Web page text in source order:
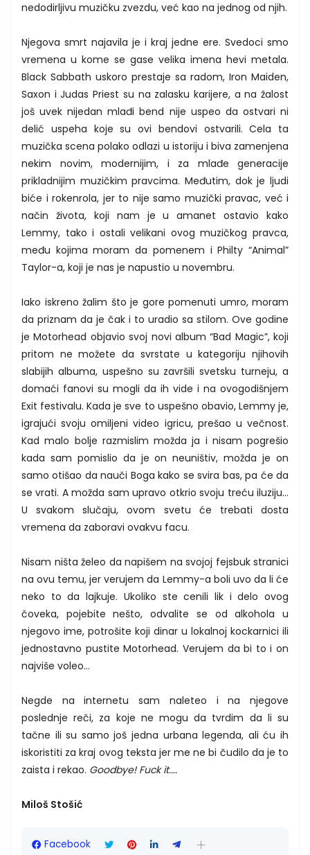
nedodirljivu muzičku zvezdu, već kao na jednog od njih.
Njegova smrt najavila je i kraj jedne ere. Svedoci smo
vremena u kome se gase velika imena hevi metala.
Black Sabbath uskoro prestaje sa radom, Iron Maiden,
Saxon i Judas Priest su na zalasku karijere, a na žalost
još uvek nijedan mlađi bend nije uspeo da ostvari ni
delić uspeha koje su ovi bendovi ostvarili. Cela ta
muzička scena polako odlazi u istoriju i biva zamenjena
nekim novim, modernijim, i za mlađe generacije
prikladnijim muzičkim pravcima. Međutim, dok je ljudi
biće i rokenrola, jer to nije samo muzički pravac, već i
način života, koji nam je u amanet ostavio kako
Lemmy, tako i ostali velikani ovog muzičkog pravca,
među kojima moram da pomenem i Philty “Animal”
Taylor-a, koji je nas je napustio u novembru.
Iako iskreno žalim što je gore pomenuti umro, moram
da priznam da je čak i to uradio sa stilom. Ove godine
je Motorhead objavio svoj novi album “Bad Magic”, koji
pritom ne možete da svrstate u kategoriju njihovih
slabijih albuma, uspešno su završili svetsku turneju, a
domaći fanovi su mogli da ih vide i na ovogodišnjem
Exit festivalu. Kada je sve to uspešno obavio, Lemmy je,
igrajući svoju omiljeni video igricu, prešao u večnost.
Kad malo bolje razmislim možda ja i nisam pogrešio
kada sam pomislio da je on neuništiv, možda je on
samo otišao da nauči Boga kako se svira bas, pa će da
se vrati. A možda sam upravo otkrio svoju treću iluziju...
U svakom slučaju, ovom svetu će trebati dosta
vremena da zaboravi ovakvu facu.
Nisam ništa želeo da napišem na svojoj fejsbuk stranici
na ovu temu, jer verujem da Lemmy-a boli uvo da li će
neko to da lajkuje. Ukoliko ste cenili lik i delo ovog
čoveka, pojebite nešto, odvalite se od alkohola u
njegovo ime, potrošite koji dinar u lokalnoj kockarnici ili
jednostavno pustite Motorhead. Verujem da bi to i on
najviše voleo...
Negde na internetu sam naleteo i na njegove
poslednje reči, za koje ne mogu da tvrdim da li su
tačne ili su samo još jedna urbana legenda, ali ću ih
iskoristiti za kraj ovog teksta jer me ne bi čudilo da je to
zaista i rekao. Goodbye! Fuck it....
Miloš Stošić
Facebook